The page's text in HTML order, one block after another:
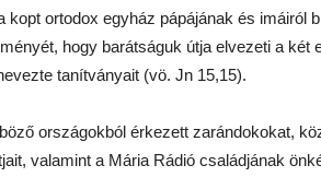
ortodox egyház pápájának és imáiról
hogy barátságuk útja elvezeti a két
tanítványait (vö. Jn 15,15).
országokból érkezett zarándokokat,
valamint a Mária Rádió családjának